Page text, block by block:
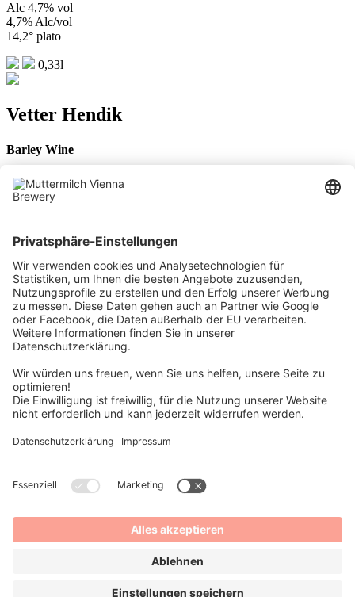
Alc 4,7% vol
4,7% Alc/vol
14,2° plato
0,33l
Vetter Hendik
Barley Wine
Muttermilch Brewery x Brouwerij De Molen Collaboration Brew.
er doch malzig-süß mit einem Hauch getrockneter Früchte und
frischen Pfirsichen.
Vetter Hendrik's warming alcohol note promises what raisins and
ripe plums maintain. He appears to be grapefruit-bitter, but then
again, he is malty-sweet with his hints of dried fruit and fresh
peaches.
9,8% Alc/vol
21,4° plato
0,33l
Kontakt
office@muttermilchbrewery.at
Muttermilch c/o BeerLovers,
1060 Wien